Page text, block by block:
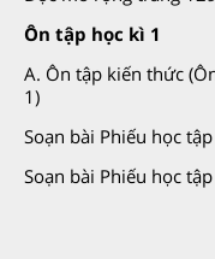
Ôn tập học kì 1
A. Ôn tập kiến thức
1)
Soạn bài Phiếu học tập
Soạn bài Phiếu học